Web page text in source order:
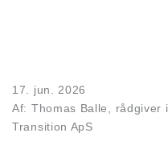
17. jun. 2026
Af: Thomas Balle, rådgiver
Transition ApS